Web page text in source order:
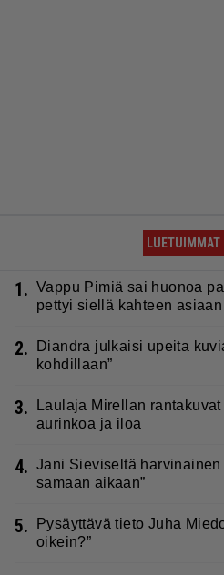
1. Vappu Pimiä sai huonoa
pettyi siellä kahteen asiaan
2.
Diandra julkaisi upeita
kohdillaan”
3.
Laulaja Mirellan
aurinkoa ja iloa
4. Jani Sieviseltä harvinainen
samaan aikaan”
5.
Pysäyttävä tieto Juha
oikein?”